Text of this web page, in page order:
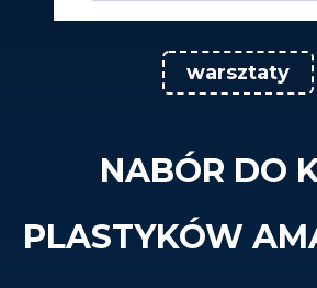
warsztaty
NABÓR DO
PLASTYKÓW